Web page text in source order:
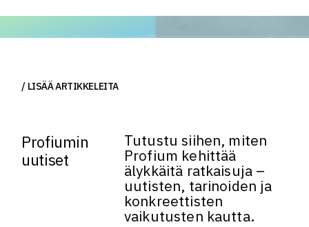
LISÄÄ ARTIKKELEITA
Profiumin
uutiset
Tutustu siihen, miten
Profium kehittää
älykkäitä ratkaisuja –
uutisten, tarinoiden ja
konkreettisten
vaikutusten kautta.